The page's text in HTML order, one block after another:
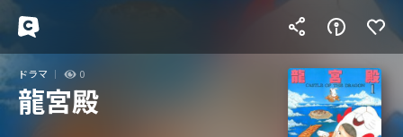
ドラマ 0
龍宮殿